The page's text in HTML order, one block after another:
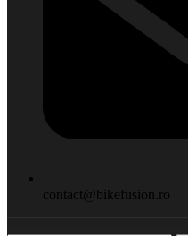
contact@bikefusion.ro